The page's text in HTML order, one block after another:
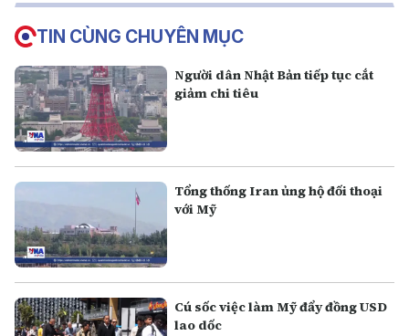
TIN CÙNG CHUYÊN MỤC
Người dân Nhật Bản tiếp tục cắt
giảm chi tiêu
Tổng thống Iran ủng hộ đối thoại
với Mỹ
Cú sốc việc làm Mỹ đẩy đồng USD
lao dốc